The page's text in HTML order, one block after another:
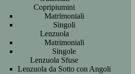
Copripiumini
Matrimoniali
Singoli
Lenzuola
Matrimoniali
Singole
Lenzuola Sfuse
Lenzuola da Sotto con Angoli